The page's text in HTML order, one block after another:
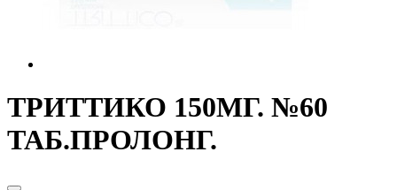
ТРИТТИКО 150МГ. №60
ТАБ.ПРОЛОНГ.